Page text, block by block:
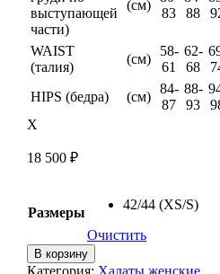
выступающей
части)
(см)
83
88
WAIST
(талия)
(см)
58-
61
62-
68
HIPS (бедра)
(см)
84-
87
88-
93
X
18 500 ₽
Размеры
42/44 (XS/S)
Очистить
Количество
товара
В корзину
Категория: Халаты женские